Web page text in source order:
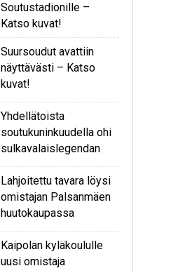
Soutustadionille –
Katso kuvat!
Suursoudut avattiin
näyttävästi – Katso
kuvat!
Yhdellätoista
soutukuninkuudella ohi
sulkavalaislegendan
Lahjoitettu tavara löysi
omistajan Palsanmäen
huutokaupassa
Kaipolan kyläkoululle
uusi omistaja